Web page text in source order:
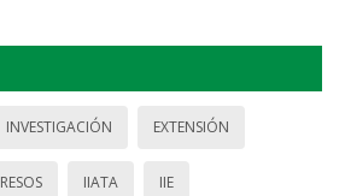
INVESTIGACIÓN EXTENSIÓN
IIATA IIE